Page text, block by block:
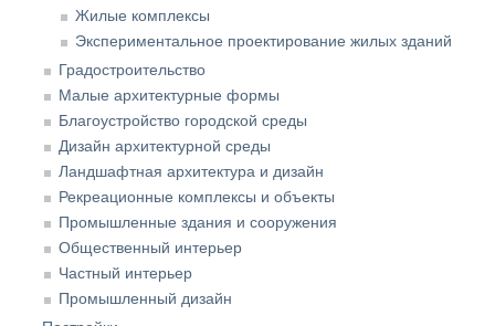
Жилые комплексы
Экспериментальное проектирование жилых зданий
Градостроительство
Малые архитектурные формы
Благоустройство городской среды
Дизайн архитектурной среды
Ландшафтная архитектура и дизайн
Рекреационные комплексы и объекты
Промышленные здания и сооружения
Общественный интерьер
Частный интерьер
Промышленный дизайн